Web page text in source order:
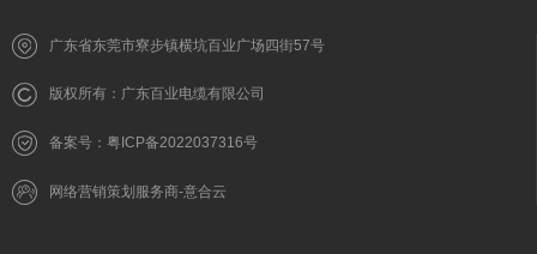
广东省东莞市寮步镇横坑百业广场四街57号
版权所有：广东百业电缆有限公司
备案号：粤ICP备2022037316号
网络营销策划服务商-意合云